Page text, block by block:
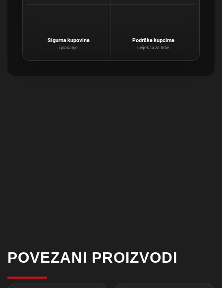
Sigurna kupovina
i plaćanje
Podrška kupcima
uvijek tu za tebe
POVEZANI PROIZVODI